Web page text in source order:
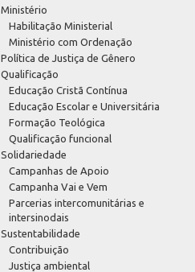
Ministério
Habilitação Ministerial
Ministério com Ordenação
Política de Justiça de Gênero
Qualificação
Educação Cristã Contínua
Educação Escolar e Universitária
Formação Teológica
Qualificação funcional
Solidariedade
Campanhas de Apoio
Campanha Vai e Vem
Parcerias intercomunitárias e
intersinodais
Sustentabilidade
Contribuição
Justiça ambiental